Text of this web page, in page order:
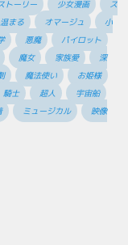
トーリー 少女漫画
ス
まる オマージュ
小
悪魔
パイロット
魔女 家族愛
深
魔法使い
お姫様
騎士 超人
宇宙船
ミュージカル
映像